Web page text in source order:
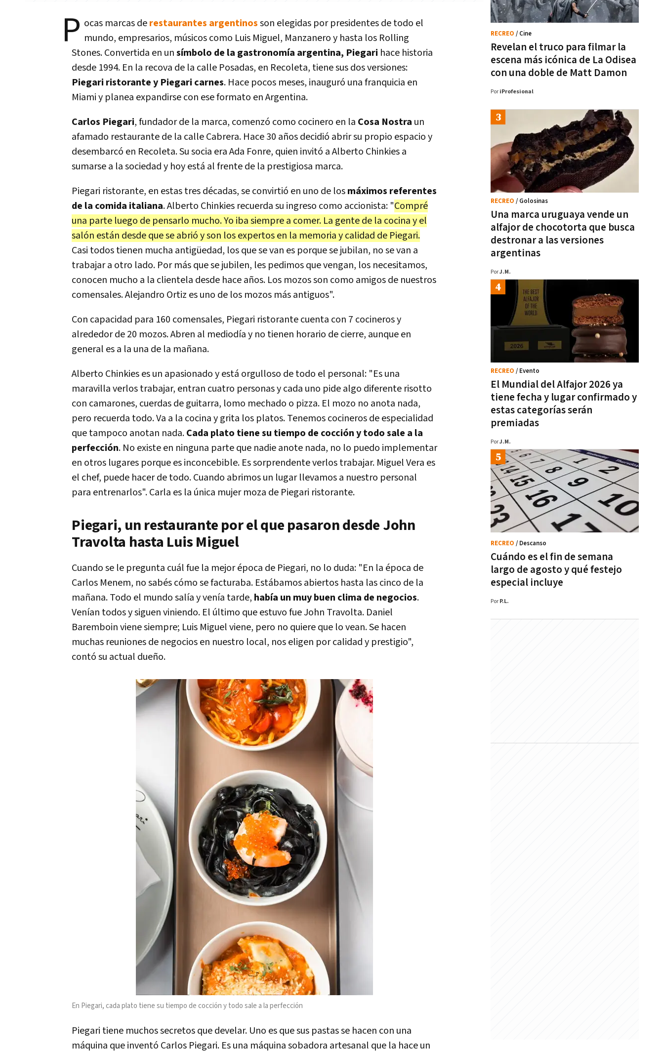
P ocas marcas derestaurantes argentinosson elegidas por presidentes de todo el
mundo, empresarios, músicos como Luis Miguel, Manzanero y hasta los Rolling
Stones. Convertida en unsímbolo de la gastronomía argentina, Piegari hace historia
desde 1994. En la recova de la calle Posadas, en Recoleta, tiene sus dos versiones:
Piegari ristorante y Piegari carnes. Hace pocos meses, inauguró una franquicia en
Miami y planea expandirse con ese formato en Argentina.
Carlos Piegari, fundador de la marca, comenzó como cocinero en la Cosa Nostra un
afamado restaurante de la calle Cabrera. Hace 30 años decidió abrir su propio espacio y
desembarcó en Recoleta. Su socia era Ada Fonre, quien invitó a Alberto Chinkies a
sumarse a la sociedad y hoy está al frente de la prestigiosa marca.
Piegari ristorante, en estas tres décadas, se convirtió en uno de losmáximos referentes
de la comida italiana. Alberto Chinkies recuerda su ingreso como accionista: "Compré
una parte luego de pensarlo mucho. Yo iba siempre a comer. La gente de la cocina y el
salón están desde que se abrió y son los expertos en la memoria y calidad de Piegari.
Casi todos tienen mucha antigüedad, los que se van es porque se jubilan, no se van a
trabajar a otro lado. Por más que se jubilen, les pedimos que vengan, los necesitamos,
conocen mucho a la clientela desde hace años. Los mozos son como amigos de nuestros
comensales. Alejandro Ortiz es uno de los mozos más antiguos".
Con capacidad para 160 comensales, Piegari ristorante cuenta con 7 cocineros y
alrededor de 20 mozos. Abren al mediodía y no tienen horario de cierre, aunque en
general es a la una de la mañana.
Alberto Chinkies es un apasionado y está orgulloso de todo el personal: "Es una
maravilla verlos trabajar, entran cuatro personas y cada uno pide algo diferente risotto
con camarones, cuerdas de guitarra, lomo mechado o pizza. El mozo no anota nada,
pero recuerda todo. Va a la cocina y grita los platos. Tenemos cocineros de especialidad
que tampoco anotan nada.Cada plato tiene su tiempo de cocción y todo sale a la
perfección. No existe en ninguna parte que nadie anote nada, no lo puedo implementar
en otros lugares porque es inconcebible. Es sorprendente verlos trabajar. Miguel Vera es
el chef, puede hacer de todo. Cuando abrimos un lugar llevamos a nuestro personal
para entrenarlos". Carla es la única mujer moza de Piegari ristorante.
Piegari, un restaurante por el que pasaron desde John
Travolta hasta Luis Miguel
Cuando se le pregunta cuál fue la mejor época de Piegari, no lo duda: "En la época de
Carlos Menem, no sabés cómo se facturaba. Estábamos abiertos hasta las cinco de la
mañana. Todo el mundo salía y venía tarde, había un muy buen clima de negocios.
Venían todos y siguen viniendo. El último que estuvo fue John Travolta. Daniel
Baremboin viene siempre; Luis Miguel viene, pero no quiere que lo vean. Se hacen
muchas reuniones de negocios en nuestro local, nos eligen por calidad y prestigio",
contó su actual dueño.
En Piegari, cada plato tiene su tiempo de cocción y todo sale a la perfección
Piegari tiene muchos secretos que develar. Uno es que sus pastas se hacen con una
máquina que inventó Carlos Piegari. Es una máquina sobadora artesanal que la hace un
Revelan el truco para filmar la
escena más icónica de La Odisea
con una doble de Matt Damon
RECREO / Cine
Por iProfesional
Una marca uruguaya vende un
alfajor de chocotorta que busca
destronar a las versiones
argentinas
RECREO / Golosinas
PorJ.M.
El Mundial del Alfajor 2026 ya
tiene fecha y lugar confirmado y
estas categorías serán
premiadas
RECREO / Evento
PorJ.M.
Cuándo es el fin de semana
largo de agosto y qué festejo
especial incluye
RECREO / Descanso
Por P.L.